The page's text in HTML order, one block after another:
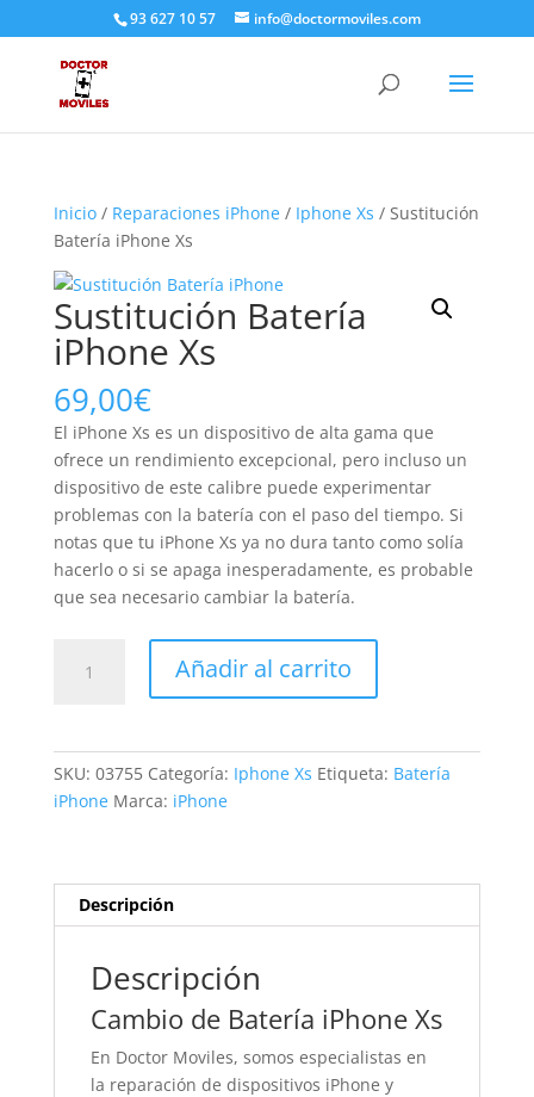
93 627 10 57 info@doctormoviles.com
Inicio/ Reparaciones iPhone/ Iphone Xs / Sustitución
Batería iPhone Xs
Sustitución Batería
iPhone Xs
69,00€
El iPhone Xs es un dispositivo de alta gama que
ofrece un rendimiento excepcional, pero incluso un
dispositivo de este calibre puede experimentar
problemas con la batería con el paso del tiempo. Si
notas que tu iPhone Xs ya no dura tanto como solía
hacerlo o si se apaga inesperadamente, es probable
que sea necesario cambiar la batería.
Batería
Añadir al carrito
SKU: 03755 Categoría: Iphone Xs Etiqueta: Batería
iPhone Marca: iPhone
Descripción
Descripción
Cambio de Batería iPhone Xs
En Doctor Moviles, somos especialistas en
la reparación de dispositivos iPhone y